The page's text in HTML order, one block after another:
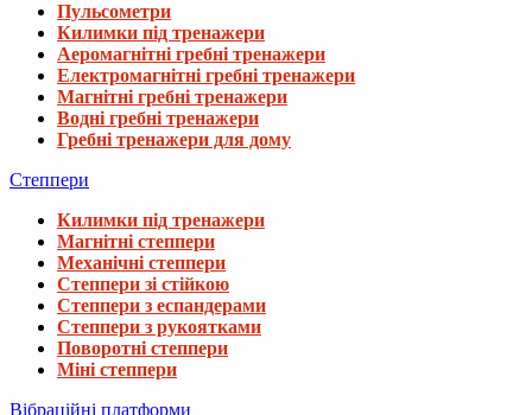
Пульсометри
Килимки під тренажери
Аеромагнітні гребні тренажери
Електромагнітні гребні тренажери
Магнітні гребні тренажери
Водні гребні тренажери
Гребні тренажери для дому
Степпери
Килимки під тренажери
Магнітні степпери
Механічні степпери
Степпери зі стійкою
Степпери з еспандерами
Степпери з рукоятками
Поворотні степпери
Міні степпери
Вібраційні платформи